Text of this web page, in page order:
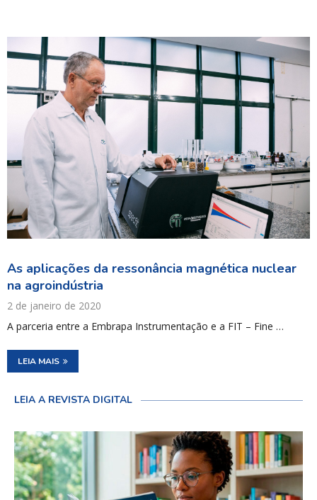
As aplicações da ressonância magnética nuclear
na agroindústria
2 de janeiro de 2020
A parceria entre a Embrapa Instrumentação e a FIT – Fine …
LEIA MAIS
LEIA A REVISTA DIGITAL